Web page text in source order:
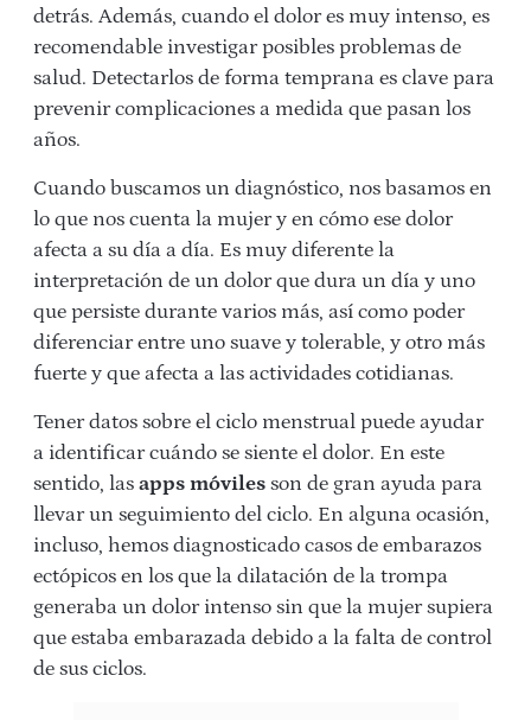
detrás. Además, cuando el dolor es muy intenso, es
recomendable investigar posibles problemas de
salud. Detectarlos de forma temprana es clave para
prevenir complicaciones a medida que pasan los
años.
Cuando buscamos un diagnóstico, nos basamos en
lo que nos cuenta la mujer y en cómo ese dolor
afecta a su día a día. Es muy diferente la
interpretación de un dolor que dura un día y uno
que persiste durante varios más, así como poder
diferenciar entre uno suave y tolerable, y otro más
fuerte y que afecta a las actividades cotidianas.
Tener datos sobre el ciclo menstrual puede ayudar
a identificar cuándo se siente el dolor. En este
sentido, las apps móviles son de gran ayuda para
llevar un seguimiento del ciclo. En alguna ocasión,
incluso, hemos diagnosticado casos de embarazos
ectópicos en los que la dilatación de la trompa
generaba un dolor intenso sin que la mujer supiera
que estaba embarazada debido a la falta de control
de sus ciclos.